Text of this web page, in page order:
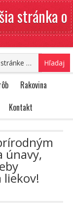
stránka o
Rakovina
Kontakt
únavy,
liekov!